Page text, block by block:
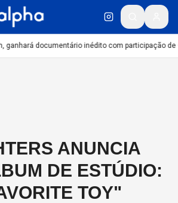
ganhará documentário inédito com participação de
ANUNCIA
DE ESTÚDIO:
TOY"